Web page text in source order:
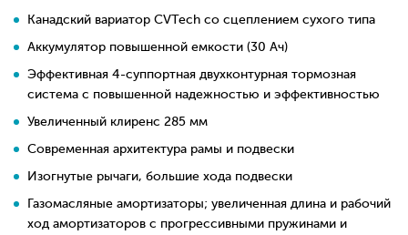
Канадский вариатор CVTech со сцеплением сухого типа
Аккумулятор повышенной емкости (30 Ач)
Эффективная 4-суппортная двухконтурная тормозная
система с повышенной надежностью и эффективностью
Увеличенный клиренс 285 мм
Современная архитектура рамы и подвески
Изогнутые рычаги, большие хода подвески
Газомасляные амортизаторы; увеличенная длина и рабочий
ход амортизаторов с прогрессивными пружинами и